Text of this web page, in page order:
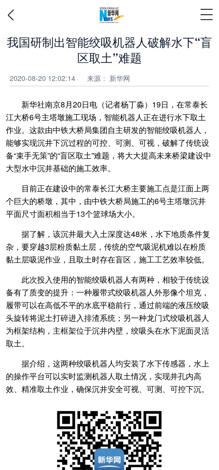
我国研制出智能绞吸机器人破解水下“盲
区取土”难题
2020-08-20 12:02:14 来源： 新华网
新华社南京8月20日电（记者杨丁淼）19日，在常泰长
江大桥6号主塔墩施工现场，智能机器人正在进行水下取土
作业。这款由中铁大桥局集团自主研发的智能绞吸机器人，
能够实现沉井下沉过程的可控、可测、可视，破解了传统设
备“束手无策”的“盲区取土”难题，将大大提高未来桥梁建设中
大型水中沉井基础的施工效率。
目前正在建设中的常泰长江大桥主要施工点是江面上两
个巨大的桥墩，其中，由中铁大桥局施工的6号主塔墩沉井
平面尺寸面积相当于13个篮球场大小。
据了解，该沉井最大入土深度达48米，水下地质条件复
杂，要穿越3层粉质黏土层，传统的空气吸泥机难以在粉质
黏土层吸泥作业，且取土时存在盲区，施工工艺效率较低。
此次投入使用的智能绞吸机器人有两种，相较于传统设
备有了质变的提升：一种履带式绞吸机器人外形像个坦克，
履带可以在高低不平的水底平稳前行，通过前端的液压绞吸
头旋转将泥土打碎进入排渣系统；另一种龙门式绞吸机器人
为框架结构，主框架位于沉井内壁，绞吸头在水下泥面灵活
取土。
据介绍，这两种绞吸机器人均安装了水下传感器，水上
的操作平台可以实时监测机器人取土情况，实现井孔内高
效、精准取土作业，确保沉井安全可视、可测、可控下沉。